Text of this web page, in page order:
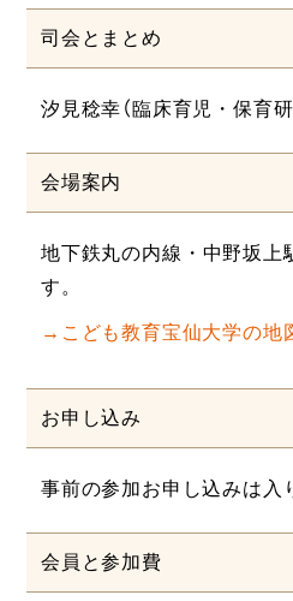
司会とまとめ
汐見稔幸（臨床育児・保育研
会場案内
地下鉄丸の内線・中野坂上
す。
→こども教育宝仙大学の地図
お申し込み
事前の参加お申し込みは入
会員と参加費